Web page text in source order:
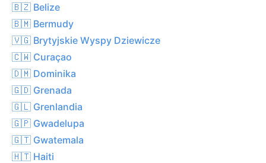
🇧🇿 Belize
🇧🇲 Bermudy
🇻🇬 Brytyjskie Wyspy Dziewicze
🇨🇼 Curaçao
🇩🇲 Dominika
🇬🇩 Grenada
🇬🇱 Grenlandia
🇬🇵 Gwadelupa
🇬🇹 Gwatemala
🇭🇹 Haiti